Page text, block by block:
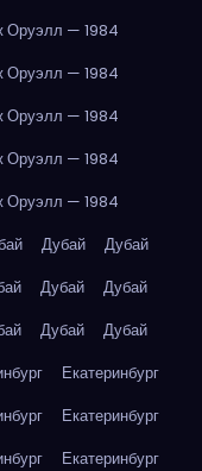
Оруэлл — 1984
Оруэлл — 1984
Оруэлл — 1984
Оруэлл — 1984
Оруэлл — 1984
Дубай
Дубай
Дубай
Дубай
Дубай
Дубай
Екатеринбург
Екатеринбург
Екатеринбург